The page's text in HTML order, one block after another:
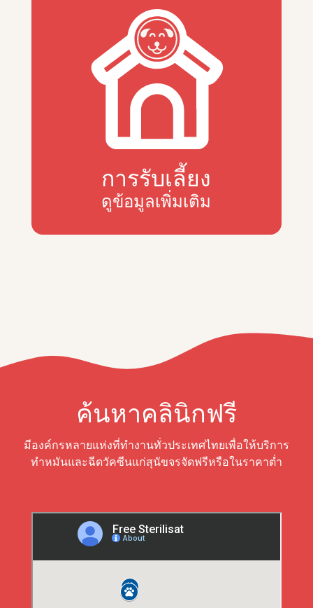
การรับเลี้ยง
ดูข้อมูลเพิ่มเติม
ค้นหาคลินิกฟรี
มีองค์กรหลายแห่งที่ทำงานทั่วประเทศไทยเพื่อให้บริการ
ทำหมันและฉีดวัคซีนแก่สุนัขจรจัดฟรีหรือในราคาต่ำ